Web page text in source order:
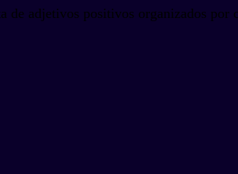
adjetivos positivos organizados por